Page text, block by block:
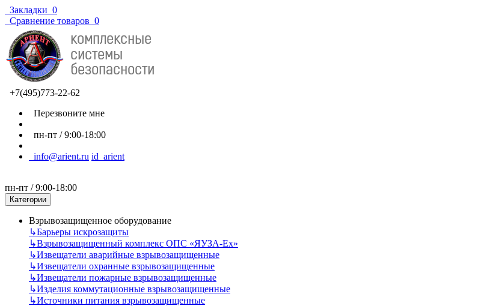
Закладки 0
Сравнение товаров 0
+7(495)773-22-62
Перезвоните мне
пн-пт / 9:00-18:00
info@arient.ru id_arient
пн-пт / 9:00-18:00
Категории
Взрывозащищенное оборудование
↳Барьеры искрозащиты
↳Взрывозащищенный комплекс ОПС «ЯУЗА-Ех»
↳Извещатели аварийные взрывозащищенные
↳Извещатели охранные взрывозащищенные
↳Извещатели пожарные взрывозащищенные
↳Изделия коммутационные взрывозащищенные
↳Источники питания взрывозащищенные